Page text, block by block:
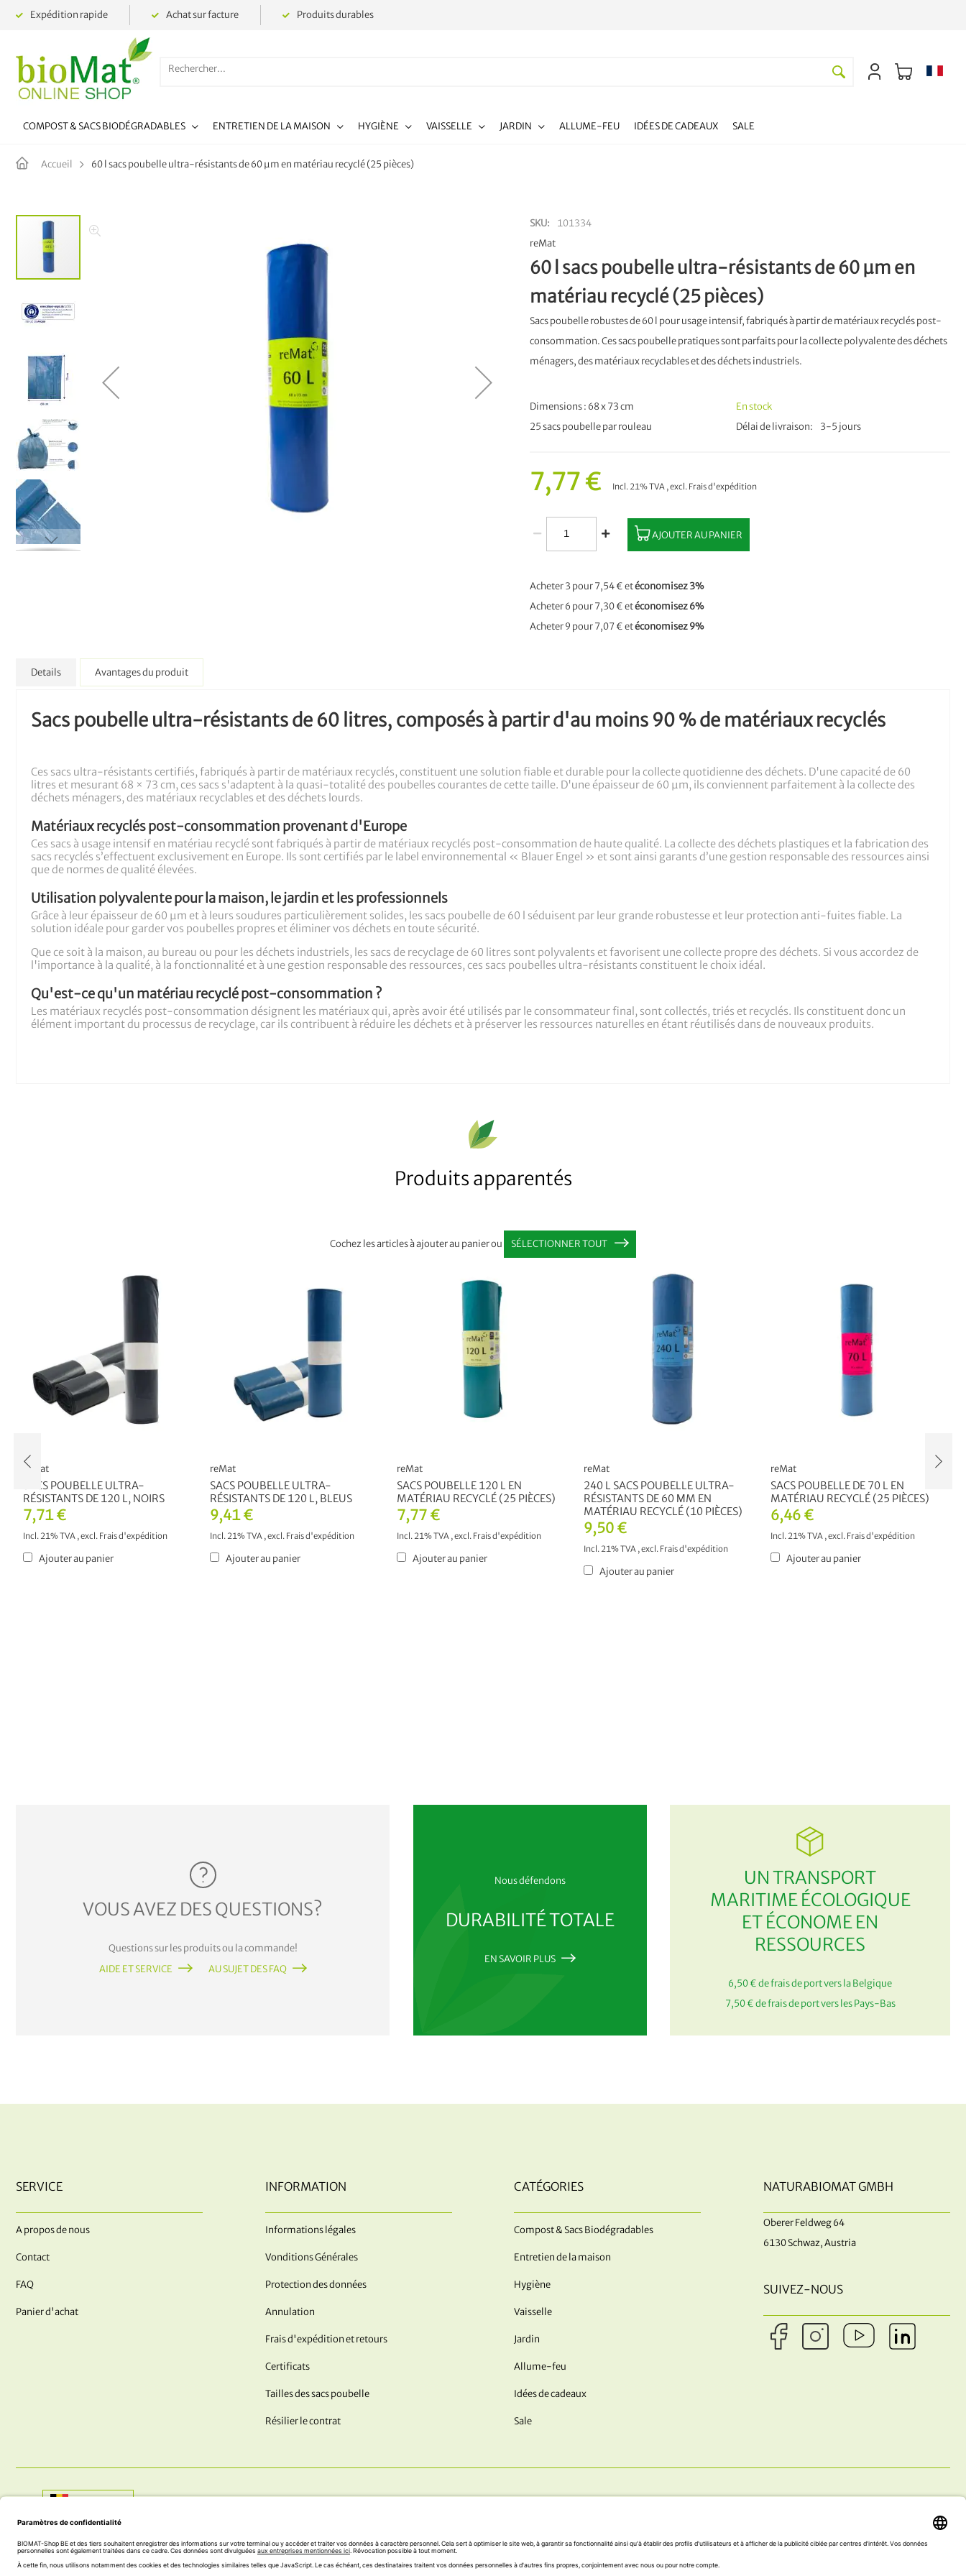
Expédition rapide Achat sur facture Produits durables
COMPOST & SACS BIODÉGRADABLES ENTRETIEN DE LA MAISON HYGIÈNE VAISSELLE JARDIN ALLUME-FEU IDÉES DE CADEAUX SALE
Accueil 60 l sacs poubelle ultra-résistants de 60 µm en matériau recyclé (25 pièces)
SKU
101334
reMat
60 l sacs poubelle ultra-résistants de 60 µm en
matériau recyclé (25 pièces)
Sacs poubelle robustes de 60 l pour usage intensif, fabriqués à partir de matériaux recyclés post-
consommation. Ces sacs poubelle pratiques sont parfaits pour la collecte polyvalente des déchets
ménagers, des matériaux recyclables et des déchets industriels.
Dimensions : 68 x 73 cm
25 sacs poubelle par rouleau
En stock
Délai de livraison
3-5 jours
7,77 € Incl. 21% TVA ,excl. Frais d'expédition
AJOUTER AU PANIER
Acheter 3 pour7,54 €etéconomisez3%
Acheter 6 pour7,30 €etéconomisez6%
Acheter 9 pour7,07 €etéconomisez9%
Details
Sacs poubelle ultra-résistants de 60 litres, composés à partir d'au moins 90 % de matériaux recyclés
Ces sacs ultra-résistants certifiés, fabriqués à partir de matériaux recyclés, constituent une solution fiable et durable pour la collecte quotidienne des déchets. D'une capacité de 60
litres et mesurant 68 × 73 cm, ces sacs s'adaptent à la quasi-totalité des poubelles courantes de cette taille. D'une épaisseur de 60 µm, ils conviennent parfaitement à la collecte des
déchets ménagers, des matériaux recyclables et des déchets lourds.
Matériaux recyclés post-consommation provenant d'Europe
Ces sacs à usage intensif en matériau recyclé sont fabriqués à partir de matériaux recyclés post-consommation de haute qualité. La collecte des déchets plastiques et la fabrication des
sacs recyclés s’effectuent exclusivement en Europe. Ils sont certifiés par le label environnemental « Blauer Engel » et sont ainsi garants d’une gestion responsable des ressources ainsi
que de normes de qualité élevées.
Utilisation polyvalente pour la maison, le jardin et les professionnels
Grâce à leur épaisseur de 60 µm et à leurs soudures particulièrement solides, les sacs poubelle de 60 l séduisent par leur grande robustesse et leur protection anti-fuites fiable. La
solution idéale pour garder vos poubelles propres et éliminer vos déchets en toute sécurité.
Que ce soit à la maison, au bureau ou pour les déchets industriels, les sacs de recyclage de 60 litres sont polyvalents et favorisent une collecte propre des déchets. Si vous accordez de
l'importance à la qualité, à la fonctionnalité et à une gestion responsable des ressources, ces sacs poubelles ultra-résistants constituent le choix idéal.
Qu'est-ce qu'un matériau recyclé post-consommation ?
Les matériaux recyclés post-consommation désignent les matériaux qui, après avoir été utilisés par le consommateur final, sont collectés, triés et recyclés. Ils constituent donc un
élément important du processus de recyclage, car ils contribuent à réduire les déchets et à préserver les ressources naturelles en étant réutilisés dans de nouveaux produits.
Avantages du produit
Produits apparentés
Cochez les articles à ajouter au panier ou SÉLECTIONNER TOUT
7,71 €
Incl. 21% TVA ,excl. Frais d'expédition
reMat
SACS POUBELLE ULTRA-
RÉSISTANTS DE 120 L, NOIRS
Ajouter au panier
9,41 €
Incl. 21% TVA ,excl. Frais d'expédition
reMat
SACS POUBELLE ULTRA-
RÉSISTANTS DE 120 L, BLEUS
Ajouter au panier
7,77 €
Incl. 21% TVA ,excl. Frais d'expédition
reMat
SACS POUBELLE 120 L EN
MATÉRIAU RECYCLÉ (25 PIÈCES)
Ajouter au panier
9,50 €
Incl. 21% TVA ,excl. Frais d'expédition
reMat
240 L SACS POUBELLE ULTRA-
RÉSISTANTS DE 60 ΜM EN
MATÉRIAU RECYCLÉ (10 PIÈCES)
Ajouter au panier
6,46 €
Incl. 21% TVA ,excl. Frais d'expédition
reMat
SACS POUBELLE DE 70 L EN
MATÉRIAU RECYCLÉ (25 PIÈCES)
Ajouter au panier
VOUS AVEZ DES QUESTIONS?
Questions sur les produits ou la commande!
AIDE ET SERVICE
AU SUJET DES FAQ
Nous défendons
DURABILITÉ TOTALE
EN SAVOIR PLUS
UN TRANSPORT
MARITIME ÉCOLOGIQUE
ET ÉCONOME EN
RESSOURCES
6,50 € de frais de port vers la Belgique
7,50 € de frais de port vers les Pays-Bas
SERVICE
A propos de nous
Contact
FAQ
Panier d'achat
INFORMATION
Informations légales
Vonditions Générales
Protection des données
Annulation
Frais d'expédition et retours
Certificats
Tailles des sacs poubelle
Résilier le contrat
CATÉGORIES
Compost & Sacs Biodégradables
Entretien de la maison
Hygiène
Vaisselle
Jardin
Allume-feu
Idées de cadeaux
Sale
NATURABIOMAT GMBH
Oberer Feldweg 64
6130 Schwaz, Austria
SUIVEZ-NOUS
AVEZ-VOUS DES QUESTIONS ? NOUS SOMMES LÀ POUR VOUS! NOS MÉTHODES DE PAIEMENT